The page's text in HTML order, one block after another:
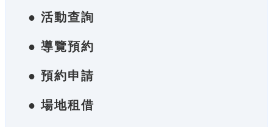
● 活動查詢
● 導覽預約
● 預約申請
● 場地租借